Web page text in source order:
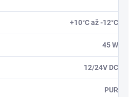
+10°C až -12°C
45 W
12/24V DC
PUR